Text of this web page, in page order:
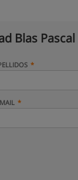
Blas Pascal